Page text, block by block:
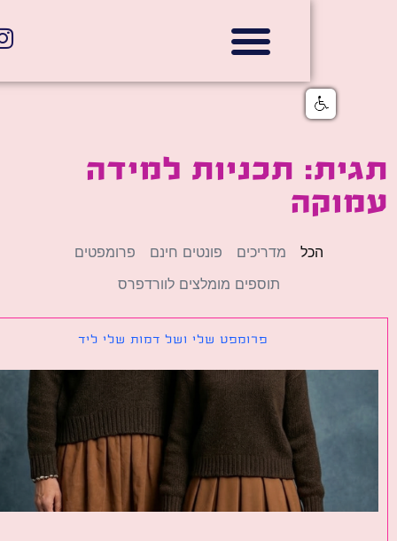
תכניות למידה
מדריכים פונטים חינם
פרומפטים
תוספים מומלצים לוורדפרס
פרומפט שלי ושל דמות שלי ליד